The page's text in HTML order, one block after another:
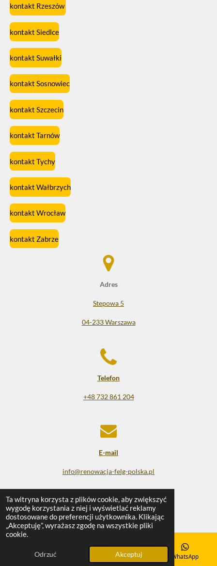
Ta witryna korzysta z plików cookie, aby zwiększyć
wygodę korzystania z niej i wyświetlać reklamy
dostosowane do preferencji użytkownika. Klikając
„Akceptuję”, wyrażasz zgodę na wszystkie pliki
cookie.
Odrzuć Akceptuj
kontakt Rzeszów
kontakt Siedlce
kontakt Suwałki
kontakt Sosnowiec
kontakt Szczecin
kontakt Tarnów
kontakt Tychy
kontakt Wałbrzych
kontakt Wrocław
kontakt Zabrze
Adres
Stepowa 5
04-233 Warszawa
Telefon
+48 732 861 204
E-mail
info@renowacja-felg-polska.pl
© 2025 - 2026 Renowacja felg
Obsługiwana przezWebador
E-mail Mapa WhatsApp